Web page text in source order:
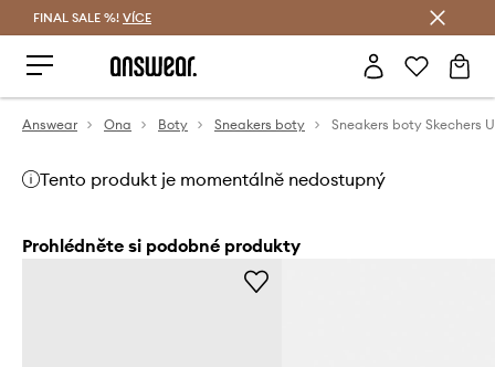
FINAL SALE %! VÍCE
Answear Ona Boty Sneakers boty Sneakers boty Skechers
Tento produkt je momentálně nedostupný
Prohlédněte si podobné produkty